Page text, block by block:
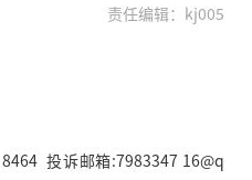
责任编辑：kj005
投诉邮箱:7983347 16@q